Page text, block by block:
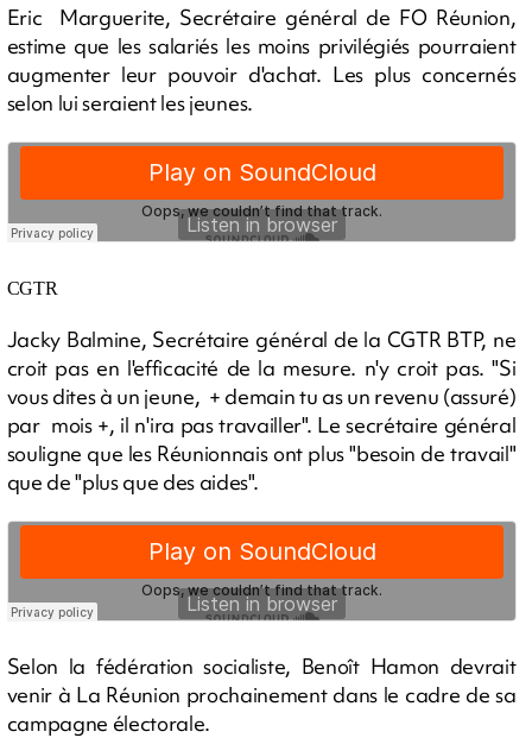
Eric Marguerite, Secrétaire général de FO Réunion,
estime que les salariés les moins privilégiés pourraient
augmenter leur pouvoir d'achat. Les plus concernés
selon lui seraient les jeunes.
CGTR
Jacky Balmine, Secrétaire général de la CGTR BTP, ne
croit pas en l'efficacité de la mesure. n'y croit pas. "Si
vous dites à un jeune, + demain tu as un revenu (assuré)
par mois +, il n'ira pas travailler". Le secrétaire général
souligne que les Réunionnais ont plus "besoin de travail"
que de "plus que des aides".
Selon la fédération socialiste, Benoît Hamon devrait
venir à La Réunion prochainement dans le cadre de sa
campagne électorale.